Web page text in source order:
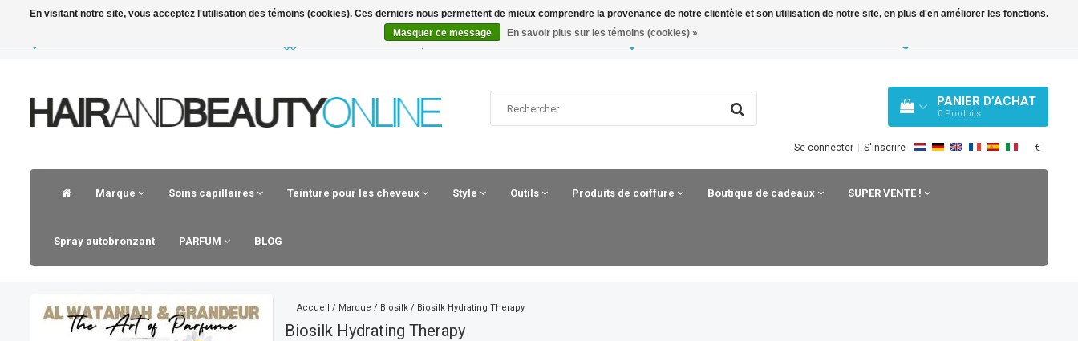
LIVRAISON RAPIDE VOOR 23.30 UUR BESTELD, MORGEN IN HUIS* HAIRANDBEAUTY BLOG WHATSAPP: +31 33 258 43 43
PANIER D’ACHAT
0 Produits
Se connecter S'inscrire €
Marque Soins capillaires Teinture pour les cheveux Style Outils Produits de coiffure Boutique de cadeaux SUPER VENTE !
Spray autobronzant PARFUM BLOG
Accueil / Marque / Biosilk/ Biosilk Hydrating Therapy
Biosilk Hydrating Therapy
En visitant notre site, vous acceptez l'utilisation des témoins (cookies). Ces derniers nous permettent de mieux comprendre la provenance de notre clientèle et son utilisation de notre site, en plus d'en améliorer les fonctions.
Masquer ce message
En savoir plus sur les témoins (cookies) »